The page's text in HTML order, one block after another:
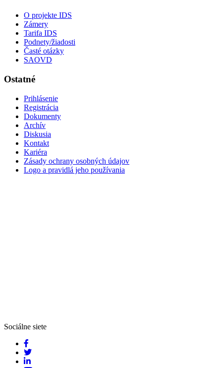
O projekte IDS
Zámery
Tarifa IDS
Podnety/žiadosti
Časté otázky
SAOVD
Ostatné
Prihlásenie
Registrácia
Dokumenty
Archív
Diskusia
Kontakt
Kariéra
Zásady ochrany osobných údajov
Logo a pravidlá jeho používania
Sociálne siete